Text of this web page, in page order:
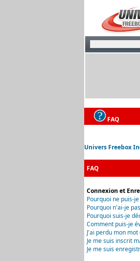
FAQ
Univers Freebox
FAQ
Connexion et
Pourquoi ne puis-
Pourquoi n'ai-je
Pourquoi suis-je
Comment puis-je
J'ai perdu mon mot
Je me suis inscrit
Je me suis